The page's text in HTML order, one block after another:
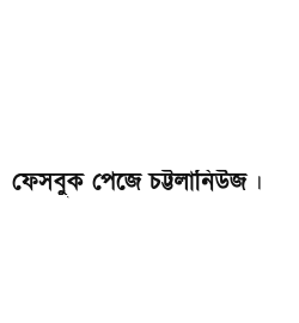
ফেসবুক পেজে চট্টলানিউজ ।